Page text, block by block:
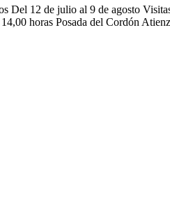
Del 12 de julio al 9 de agosto
horas Posada del Cordón